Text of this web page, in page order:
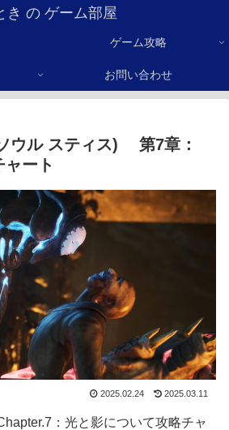
き の ゲーム部屋
ゲーム攻略
お問い合わせ
ウル スティス) 第7章：
ート
2025.02.24 2025.03.11
：光と影について攻略チャ